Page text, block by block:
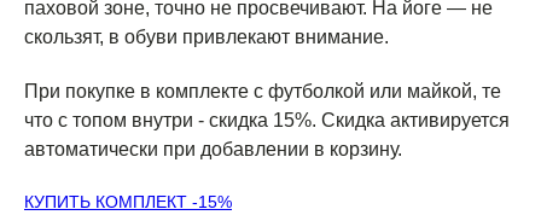
паховой зоне, точно не просвечивают. На йоге — не
скользят, в обуви привлекают внимание.
При покупке в комплекте с футболкой или майкой, те
что с топом внутри - скидка 15%. Скидка активируется
автоматически при добавлении в корзину.
КУПИТЬ КОМПЛЕКТ -15%